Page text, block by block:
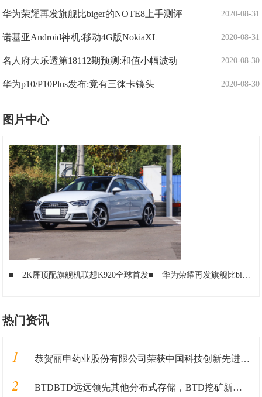
2020-08-31
华为荣耀再发旗舰比biger的NOTE8上手测评
2020-08-31
诺基亚Android神机:移动4G版NokiaXL
2020-08-30
名人府大乐透第18112期预测:和值小幅波动
2020-08-30
华为p10/P10Plus发布:竟有三徕卡镜头
图片中心
■ 2K屏顶配旗舰机联想K920全球首发■ 华为荣耀再发旗舰比biger的NOTE8上手测评
热门资讯
1 恭贺丽申药业股份有限公司荣获中国科技创新先进单位
2 BTDBTD远远领先其他分布式存储，BTD挖矿新手入门教程